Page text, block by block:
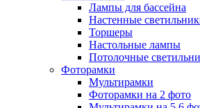
Лампы для бассейна
Настенные
Торшеры
Настольные лампы
Потолочные
Фоторамки
Мультирамки
Фоторамки на 2 фото